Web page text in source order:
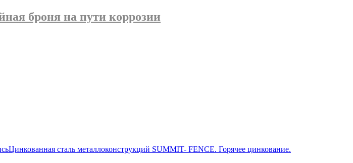
броня на пути коррозии
Цинкованная сталь металлоконструкций SUMMIT- FENCE. Горячее цинкование.